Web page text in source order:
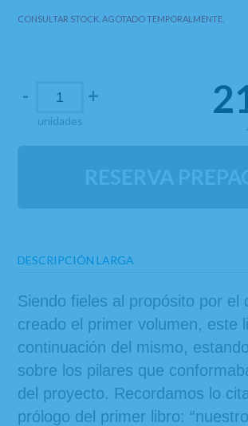
CONSULTAR STOCK. AGOTADO TEMPORALMENTE.
-
unidades
+
RESERVA
DESCRIPCIÓN LARGA
Siendo fieles al propósito por el
creado el primer volumen, este
continuación del mismo,
sobre los pilares que
del proyecto. Recordamos lo
prólogo del primer libro: